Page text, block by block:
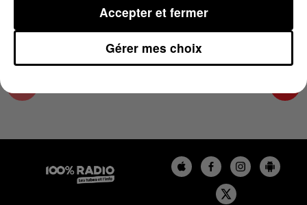
Gérer mes choix
Accepter et fermer